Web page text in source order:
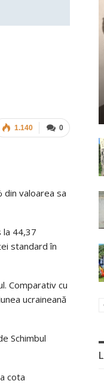
0
1.140
din valoarea sa
la 44,37
standard în
Comparativ cu
ucraineană
Schimbul
cota